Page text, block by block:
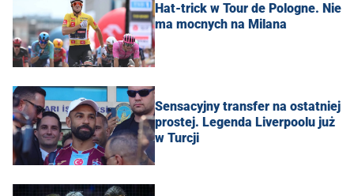
Hat-trick w Tour de Pologne. Nie
ma mocnych na Milana
Sensacyjny transfer na ostatniej
prostej. Legenda Liverpoolu już
w Turcji